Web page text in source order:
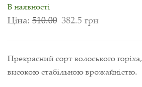
В наявності
Ціна: 510.00 382.5 грн
Прекрасний сорт волоського
високою стабільною врожайністю.